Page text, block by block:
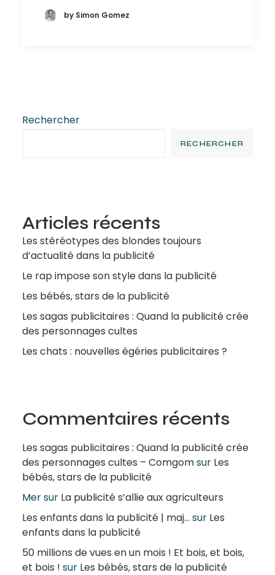
by Simon Gomez
Rechercher
RECHERCHER
Articles récents
Les stéréotypes des blondes toujours
d’actualité dans la publicité
Le rap impose son style dans la publicité
Les bébés, stars de la publicité
Les sagas publicitaires : Quand la publicité crée
des personnages cultes
Les chats : nouvelles égéries publicitaires ?
Commentaires récents
Les sagas publicitaires : Quand la publicité crée
des personnages cultes – Comgomsur Les
bébés, stars de la publicité
Mersur La publicité s’allie aux agriculteurs
Les enfants dans la publicité | maj... sur Les
enfants dans la publicité
50 millions de vues en un mois ! Et bois, et bois,
et bois ! sur Les bébés, stars de la publicité